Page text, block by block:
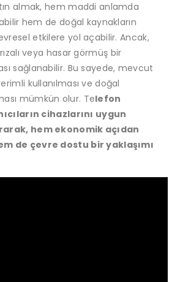
almak, hem maddi anlamda
hem de doğal kaynakların
etkilere yol açabilir. Ancak,
veya hasar görmüş bir
sağlanabilir. Bu sayede, mevcut
kullanılması ve doğal
mümkün olur. Telefon
cihazlarını uygun
hem ekonomik açıdan
de çevre dostu bir yaklaşımı